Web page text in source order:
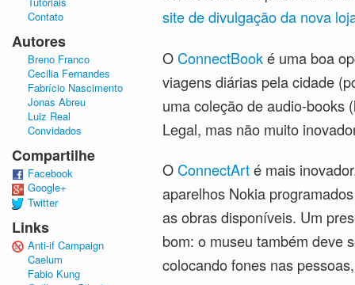
site de divulgação da nova
O ConnectBooké uma boa
viagens diárias pela cidade
uma coleção de audio-books
Legal, mas não muito
O ConnectArté mais
aparelhos Nokia
as obras disponíveis. Um
bom: o museu também deve
colocando fones nas
Contato
Autores
Breno Franco
Cecilia Fernandes
Fabrício Nascimento
Jonas Abreu
Luiz Real
Convidados
Compartilhe
Facebook
Google+
Twitter
Links
Anti-if Campaign
Caelum
Fabio Kung